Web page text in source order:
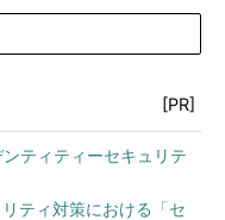
[PR]
ティティーセキュリテ
ティ対策における「セ